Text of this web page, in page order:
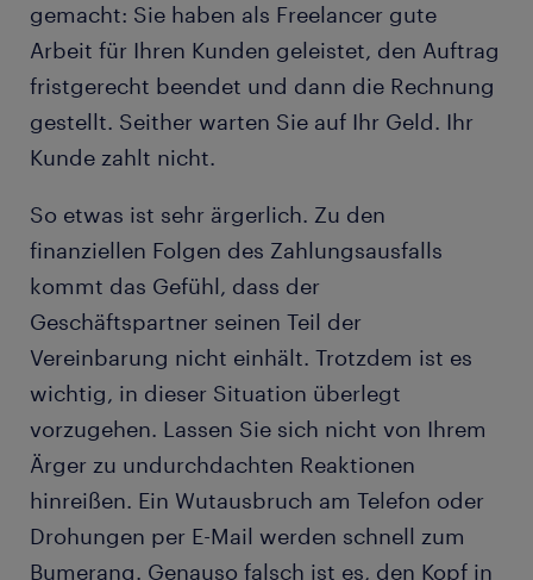
gemacht: Sie haben als Freelancer gute
Arbeit für Ihren Kunden geleistet, den Auftrag
fristgerecht beendet und dann die Rechnung
gestellt. Seither warten Sie auf Ihr Geld. Ihr
Kunde zahlt nicht.
So etwas ist sehr ärgerlich. Zu den
finanziellen Folgen des Zahlungsausfalls
kommt das Gefühl, dass der
Geschäftspartner seinen Teil der
Vereinbarung nicht einhält. Trotzdem ist es
wichtig, in dieser Situation überlegt
vorzugehen. Lassen Sie sich nicht von Ihrem
Ärger zu undurchdachten Reaktionen
hinreißen. Ein Wutausbruch am Telefon oder
Drohungen per E-Mail werden schnell zum
Bumerang. Genauso falsch ist es, den Kopf in